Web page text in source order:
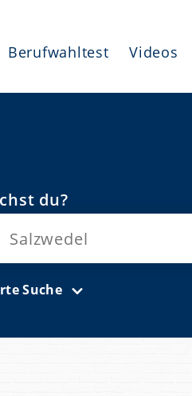
Berufwahltest Videos
du?
Suche